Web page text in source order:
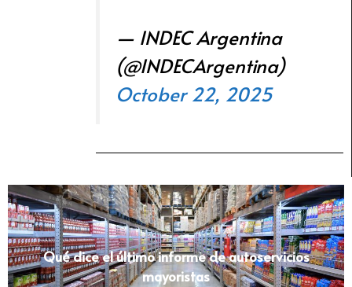
— INDEC Argentina
(@INDECArgentina)
October 22, 2025
Qué dice el último informe de autoservicios
mayoristas